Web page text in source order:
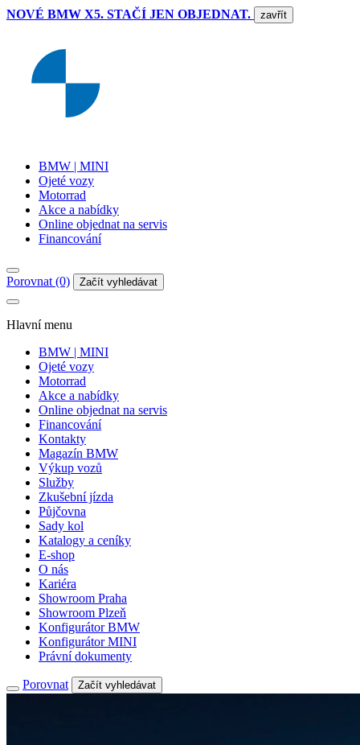
NOVÉ BMW X5. STAČÍ JEN OBJEDNAT. zavřít
BMW | MINI
Ojeté vozy
Motorrad
Akce a nabídky
Online objednat na servis
Financování
Porovnat (0) Začít vyhledávat
Hlavní menu
BMW | MINI
Ojeté vozy
Motorrad
Akce a nabídky
Online objednat na servis
Financování
Kontakty
Magazín BMW
Výkup vozů
Služby
Zkušební jízda
Půjčovna
Sady kol
Katalogy a ceníky
E-shop
O nás
Kariéra
Showroom Praha
Showroom Plzeň
Konfigurátor BMW
Konfigurátor MINI
Právní dokumenty
Porovnat Začít vyhledávat